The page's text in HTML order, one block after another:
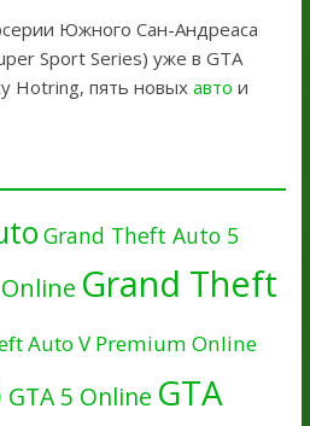
Южного Сан-Андреаса
Sport Series) уже в GTA
Hotring, пять новых авто и
Grand Theft Auto 5
Grand Theft
Auto V Premium Online
GTA 5 Online GTA